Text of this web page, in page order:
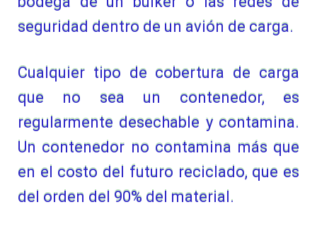
seguridad dentro de un avión de carga.
Cualquier tipo de cobertura de carga
que no sea un contenedor, es
regularmente desechable y contamina.
Un contenedor no contamina más que
en el costo del futuro reciclado, que es
del orden del 90% del material.